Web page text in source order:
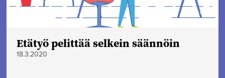
Etätyö pelittää selkein säännöin
18.3.2020